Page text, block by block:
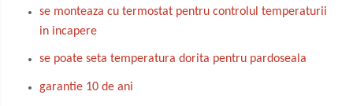
se monteaza cu termostat pentru controlul temperaturii
in incapere
se poate seta temperatura dorita pentru pardoseala
garantie 10 de ani